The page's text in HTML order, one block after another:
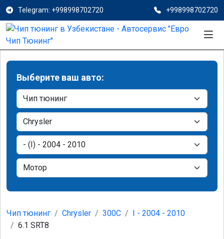
Telegram: +998998702720 +998998702720
Выберите ваш авто:
Чип тюнинг Chrysler 300C
I - 2004 - 2010
6.1 SRT8